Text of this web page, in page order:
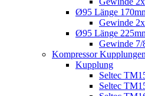
Ø95 Länge
Gewinde
Ø95 Länge
Gewinde 7/
Kompressor
Kupplung
Seltec
Seltec